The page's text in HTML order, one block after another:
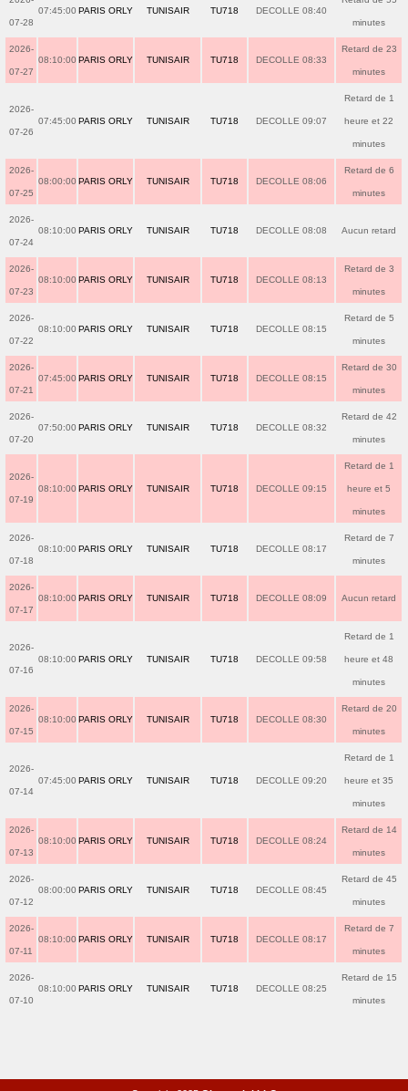
07-28
07:45:00 PARIS ORLY TUNISAIR TU718 DECOLLE 08:40
minutes
2026-
07-27
08:10:00 PARIS ORLY TUNISAIR TU718 DECOLLE 08:33
Retard de 23
minutes
2026-
07-26
07:45:00 PARIS ORLY TUNISAIR TU718 DECOLLE 09:07
Retard de 1
heure et 22
minutes
2026-
07-25
08:00:00 PARIS ORLY TUNISAIR TU718 DECOLLE 08:06
Retard de 6
minutes
2026-
07-24
08:10:00 PARIS ORLY TUNISAIR TU718 DECOLLE 08:08 Aucun retard
2026-
07-23
08:10:00 PARIS ORLY TUNISAIR TU718 DECOLLE 08:13
Retard de 3
minutes
2026-
07-22
08:10:00 PARIS ORLY TUNISAIR TU718 DECOLLE 08:15
Retard de 5
minutes
2026-
07-21
07:45:00 PARIS ORLY TUNISAIR TU718 DECOLLE 08:15
Retard de 30
minutes
2026-
07-20
07:50:00 PARIS ORLY TUNISAIR TU718 DECOLLE 08:32
Retard de 42
minutes
2026-
07-19
08:10:00 PARIS ORLY TUNISAIR TU718 DECOLLE 09:15
Retard de 1
heure et 5
minutes
2026-
07-18
08:10:00 PARIS ORLY TUNISAIR TU718 DECOLLE 08:17
Retard de 7
minutes
2026-
07-17
08:10:00 PARIS ORLY TUNISAIR TU718 DECOLLE 08:09 Aucun retard
2026-
07-16
08:10:00 PARIS ORLY TUNISAIR TU718 DECOLLE 09:58
Retard de 1
heure et 48
minutes
2026-
07-15
08:10:00 PARIS ORLY TUNISAIR TU718 DECOLLE 08:30
Retard de 20
minutes
2026-
07-14
07:45:00 PARIS ORLY TUNISAIR TU718 DECOLLE 09:20
Retard de 1
heure et 35
minutes
2026-
07-13
08:10:00 PARIS ORLY TUNISAIR TU718 DECOLLE 08:24
Retard de 14
minutes
2026-
07-12
08:00:00 PARIS ORLY TUNISAIR TU718 DECOLLE 08:45
Retard de 45
minutes
2026-
07-11
08:10:00 PARIS ORLY TUNISAIR TU718 DECOLLE 08:17
Retard de 7
minutes
2026-
07-10
08:10:00 PARIS ORLY TUNISAIR TU718 DECOLLE 08:25
Retard de 15
minutes